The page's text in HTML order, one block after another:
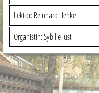
Lektor: Reinhard Henke
Organistin: Sybille Just